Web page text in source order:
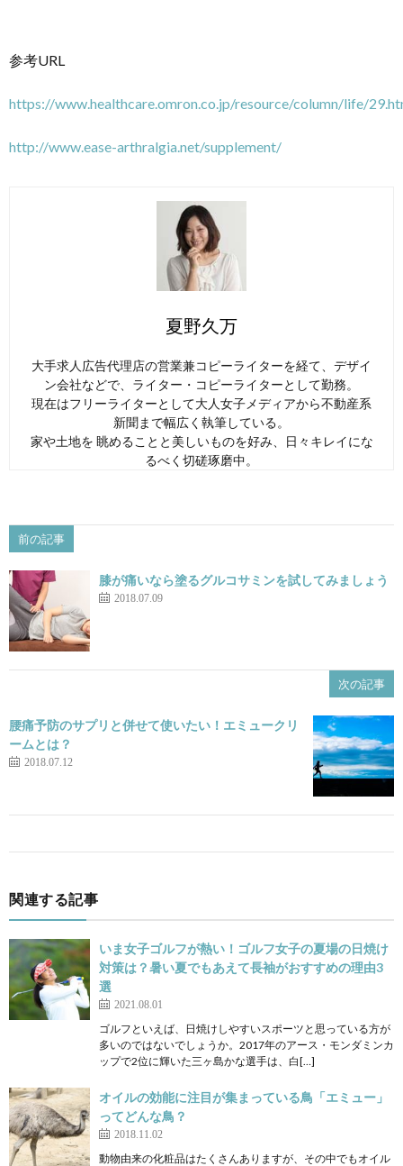
参考URL
https://www.healthcare.omron.co.jp/resource/column/life/
http://www.ease-arthralgia.net/supplement/
夏野久万
大手求人広告代理店の営業兼コピーライターを経て、デザイ
ン会社などで、ライター・コピーライターとして勤務。
現在はフリーライターとして大人女子メディアから不動産系
新聞まで幅広く執筆している。
家や土地を 眺めることと美しいものを好み、日々キレイにな
るべく切磋琢磨中。
前の記事
膝が痛いなら塗るグルコサミンを試してみましょう
2018.07.09
次の記事
腰痛予防のサプリと併せて使いたい！エミュークリ
ームとは？
2018.07.12
関連する記事
いま女子ゴルフが熱い！ゴルフ女子の夏場の日焼け
対策は？暑い夏でもあえて長袖がおすすめの理由3
選
2021.08.01
ゴルフといえば、日焼けしやすいスポーツと思っている方が
多いのではないでしょうか。2017年のアース・モンダミンカ
ップで2位に輝いた三ヶ島かな選手は、白[…]
オイルの効能に注目が集まっている鳥「エミュー」
ってどんな鳥？
2018.11.02
動物由来の化粧品はたくさんありますが、その中でもオイル